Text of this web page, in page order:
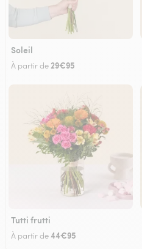
Soleil
À partir de 29€95
Tutti frutti
À partir de44€95